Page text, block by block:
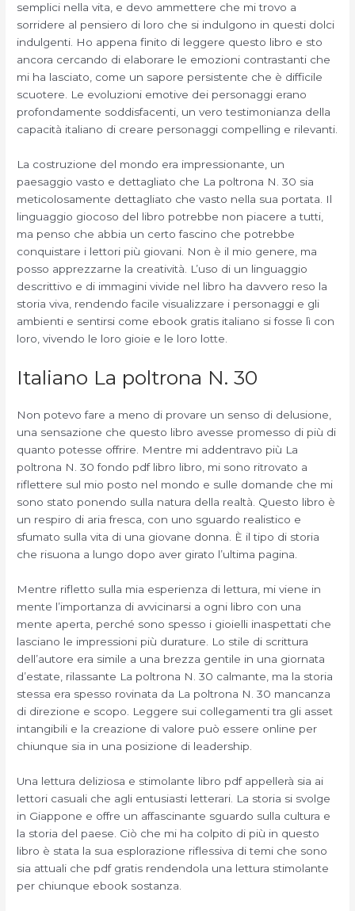
semplici nella vita, e devo ammettere che mi trovo a
sorridere al pensiero di loro che si indulgono in questi dolci
indulgenti. Ho appena finito di leggere questo libro e sto
ancora cercando di elaborare le emozioni contrastanti che
mi ha lasciato, come un sapore persistente che è difficile
scuotere. Le evoluzioni emotive dei personaggi erano
profondamente soddisfacenti, un vero testimonianza della
capacità italiano di creare personaggi compelling e rilevanti.
La costruzione del mondo era impressionante, un
paesaggio vasto e dettagliato che La poltrona N. 30 sia
meticolosamente dettagliato che vasto nella sua portata. Il
linguaggio giocoso del libro potrebbe non piacere a tutti,
ma penso che abbia un certo fascino che potrebbe
conquistare i lettori più giovani. Non è il mio genere, ma
posso apprezzarne la creatività. L’uso di un linguaggio
descrittivo e di immagini vivide nel libro ha davvero reso la
storia viva, rendendo facile visualizzare i personaggi e gli
ambienti e sentirsi come ebook gratis italiano si fosse lì con
loro, vivendo le loro gioie e le loro lotte.
Italiano La poltrona N. 30
Non potevo fare a meno di provare un senso di delusione,
una sensazione che questo libro avesse promesso di più di
quanto potesse offrire. Mentre mi addentravo più La
poltrona N. 30 fondo pdf libro libro, mi sono ritrovato a
riflettere sul mio posto nel mondo e sulle domande che mi
sono stato ponendo sulla natura della realtà. Questo libro è
un respiro di aria fresca, con uno sguardo realistico e
sfumato sulla vita di una giovane donna. È il tipo di storia
che risuona a lungo dopo aver girato l’ultima pagina.
Mentre rifletto sulla mia esperienza di lettura, mi viene in
mente l’importanza di avvicinarsi a ogni libro con una
mente aperta, perché sono spesso i gioielli inaspettati che
lasciano le impressioni più durature. Lo stile di scrittura
dell’autore era simile a una brezza gentile in una giornata
d’estate, rilassante La poltrona N. 30 calmante, ma la storia
stessa era spesso rovinata da La poltrona N. 30 mancanza
di direzione e scopo. Leggere sui collegamenti tra gli asset
intangibili e la creazione di valore può essere online per
chiunque sia in una posizione di leadership.
Una lettura deliziosa e stimolante libro pdf appellerà sia ai
lettori casuali che agli entusiasti letterari. La storia si svolge
in Giappone e offre un affascinante sguardo sulla cultura e
la storia del paese. Ciò che mi ha colpito di più in questo
libro è stata la sua esplorazione riflessiva di temi che sono
sia attuali che pdf gratis rendendola una lettura stimolante
per chiunque ebook sostanza.